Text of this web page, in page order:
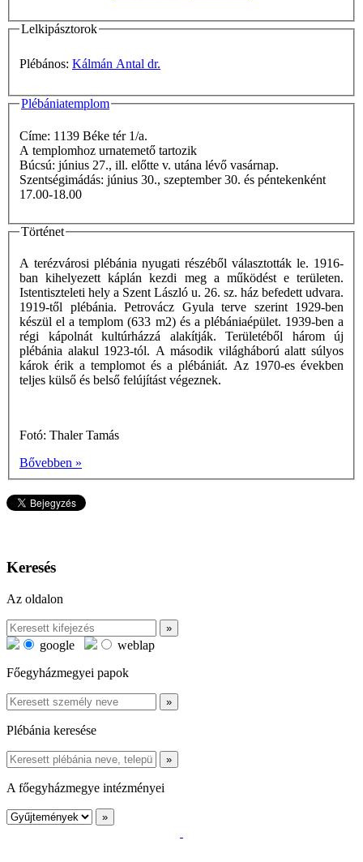
Lelkipásztorok
Plébános: Kálmán Antal dr.
Plébániatemplom
Címe: 1139 Béke tér 1/a.
A templomhoz urnatemető tartozik
Búcsú: június 27., ill. előtte v. utána lévő vasárnap.
Szentségimádás: június 30., szeptember 30. és péntekenként
17.00-18.00
Történet
A terézvárosi plébánia nyugati részéből választották le. 1916-
ban kihelyezett káplán kezdi meg a működést e területen.
Istentiszteleti hely a Szent László u. 26. sz. ház befedett udvara.
1919-től plébánia. Petrovácz Gyula terve szerint 1929-ben
készül el a templom (633 m2) és a plébániaépület. 1939-ben a
régi kápolnát kultúrházzá alakítják. Területéből három új
plébánia alakul 1923-tól. A második világháború alatt súlyos
károk érik a templomot és a plébániát. Az 1970-es években
teljes külső és belső felújítást végeznek.
Fotó: Thaler Tamás
Bővebben »
Keresés
Az oldalon
google
weblap
Főegyházmegyei papok
Plébánia keresése
A főegyházmegye intézményei